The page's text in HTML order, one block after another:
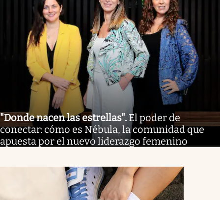
"Donde nacen las estrellas". El poder de
conectar: cómo es Nébula, la comunidad que
apuesta por el nuevo liderazgo femenino